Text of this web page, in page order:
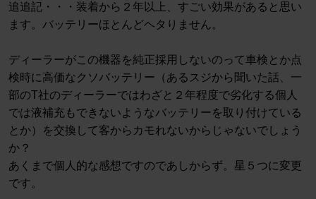
追追記・・・装着から２年以上、すごい効果があると思い
ます。バッテリーほとんどヘタりません。
ディーラーがこの機器を純正採用しないのって車検とか点
検時に高価なクソバッテリー（あるスジから聞いた話、一
部のT社のディーラーではわざと２年程度で劣化する個人
では液補充もできないようなバッテリーを取り付けている
とか）を交換して客からカモれないからじゃないでしょう
か？
あくまで個人的な感想ですのであしからず。星５つに変更
です。